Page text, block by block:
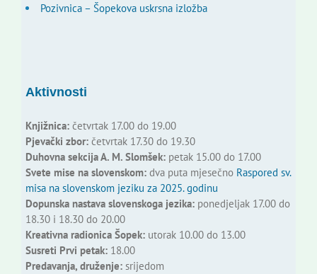
Pozivnica – Šopekova uskrsna izložba
Aktivnosti
Knjižnica:četvrtak 17.00 do 19.00
Pjevački zbor:četvrtak 17.30 do 19.30
Duhovna sekcija A. M. Slomšek:petak 15.00 do 17.00
Svete mise na slovenskom:dva puta mjesečno Raspored sv.
misa na slovenskom jeziku za 2025. godinu
Dopunska nastava slovenskoga jezika:ponedjeljak 17.00 do
18.30 i 18.30 do 20.00
Kreativna radionica Šopek:utorak 10.00 do 13.00
Susreti Prvi petak:18.00
Predavanja, druženje:srijedom